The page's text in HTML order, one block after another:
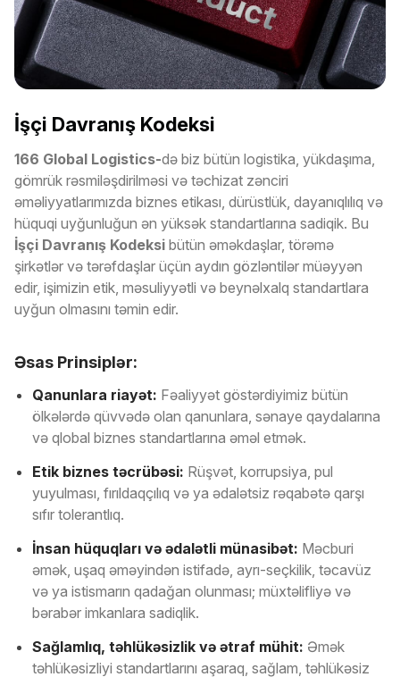
İşçi Davranış Kodeksi
166 Global Logistics-də biz bütün logistika, yükdaşıma,
gömrük rəsmiləşdirilməsi və təchizat zənciri
əməliyyatlarımızda biznes etikası, dürüstlük, dayanıqlılıq və
hüquqi uyğunluğun ən yüksək standartlarına sadiqik. Bu
İşçi Davranış Kodeksi bütün əməkdaşlar, törəmə
şirkətlər və tərəfdaşlar üçün aydın gözləntilər müəyyən
edir, işimizin etik, məsuliyyətli və beynəlxalq standartlara
uyğun olmasını təmin edir.
Əsas Prinsiplər:
Qanunlara riayət: Fəaliyyət göstərdiyimiz bütün
ölkələrdə qüvvədə olan qanunlara, sənaye qaydalarına
və qlobal biznes standartlarına əməl etmək.
Etik biznes təcrübəsi: Rüşvət, korrupsiya, pul
yuyulması, fırıldaqçılıq və ya ədalətsiz rəqabətə qarşı
sıfır tolerantlıq.
İnsan hüquqları və ədalətli münasibət: Məcburi
əmək, uşaq əməyindən istifadə, ayrı-seçkilik, təcavüz
və ya istismarın qadağan olunması; müxtəlifliyə və
bərabər imkanlara sadiqlik.
Sağlamlıq, təhlükəsizlik və ətraf mühit: Əmək
təhlükəsizliyi standartlarını aşaraq, sağlam, təhlükəsiz